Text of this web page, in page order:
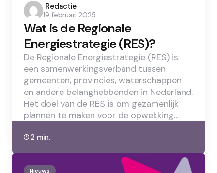
Posted
by
Redactie
19 februari 2025
Wat is de Regionale
Energiestrategie (RES)?
De Regionale Energiestrategie (RES) is
een samenwerkingsverband tussen
gemeenten, provincies, waterschappen
en andere belanghebbenden in Nederland.
Het doel van de RES is om gezamenlijk
plannen te maken voor de opwekking…
2 min.
Nieuws